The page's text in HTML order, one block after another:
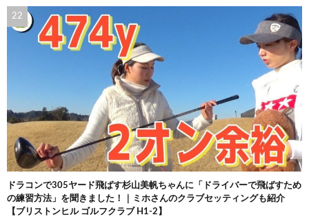
ドラコンで305ヤード飛ばす杉山美帆ちゃんに「ドライバーで飛ばすため
の練習方法」を聞きました！｜ミホさんのクラブセッティングも紹介
【ブリストンヒル ゴルフクラブ H1-2】